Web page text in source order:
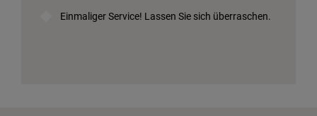
Einmaliger Service! Lassen Sie sich überraschen.